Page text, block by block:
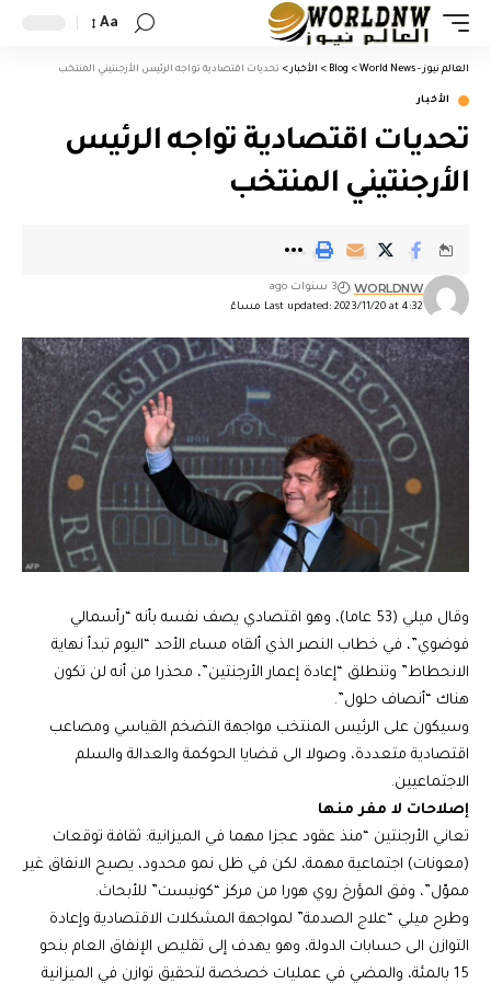
Aa
العالم نيوز - World News >
Blog
> الأخبار > تحديات اقتصادية تواجه الرئيس الأرجنتيني المنتخب
الأخبار
تحديات اقتصادية تواجه الرئيس
الأرجنتيني المنتخب
Last updated: 2023/11/20 at 4:32 مساءً
WORLDNW 3 سنوات ago
وقال ميلي (53 عاما)، وهو اقتصادي يصف نفسه بأنه “رأسمالي
فوضوي”، في خطاب النصر الذي ألقاه مساء الأحد “اليوم تبدأ نهاية
الانحطاط” وتنطلق “إعادة إعمار الأرجنتين”، محذرا من أنه لن تكون
هناك “أنصاف حلول”.
وسيكون على الرئيس المنتخب مواجهة التضخم القياسي ومصاعب
اقتصادية متعددة، وصولا الى قضايا الحوكمة والعدالة والسلم
الاجتماعيين.
إصلاحات لا مفر منها
تعاني الأرجنتين “منذ عقود عجزا مهما في الميزانية: ثقافة توقعات
(معونات) اجتماعية مهمة، لكن في ظل نمو محدود، يصبح الانفاق غير
مموّل”، وفق المؤرخ روي هورا من مركز “كونيست” للأبحاث.
وطرح ميلي “علاج الصدمة” لمواجهة المشكلات الاقتصادية وإعادة
التوازن الى حسابات الدولة، وهو يهدف إلى تقليص الإنفاق العام بنحو
15 بالمئة، والمضي في عمليات خصخصة لتحقيق توازن في الميزانية